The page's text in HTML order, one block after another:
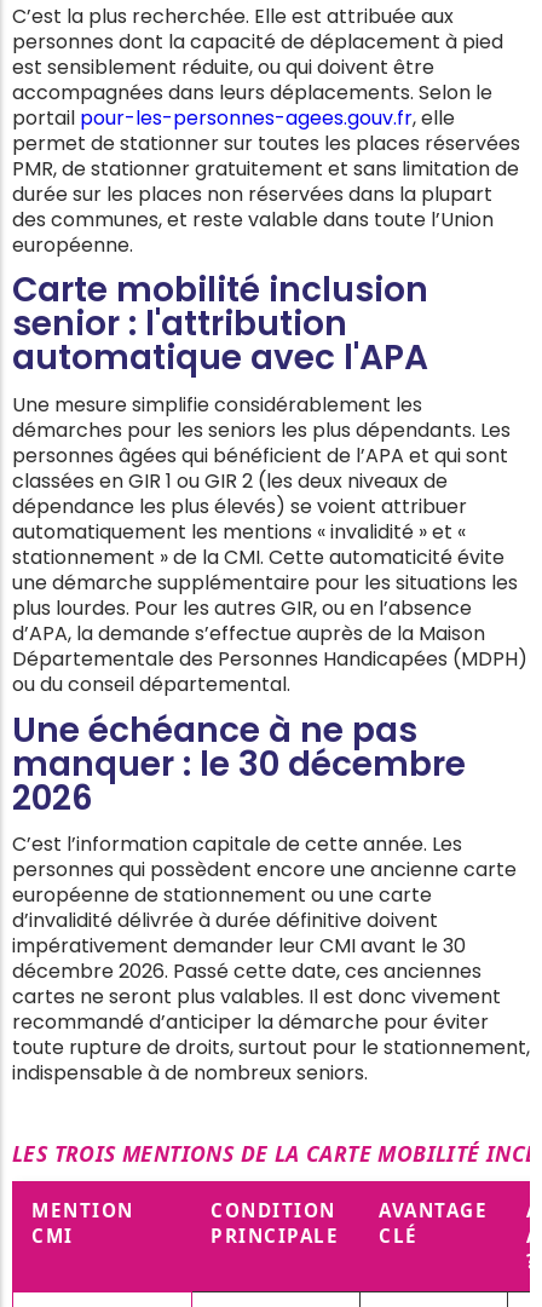
C’est la plus recherchée. Elle est attribuée aux
personnes dont la capacité de déplacement à pied
est sensiblement réduite, ou qui doivent être
accompagnées dans leurs déplacements. Selon le
portail pour-les-personnes-agees.gouv.fr, elle
permet de stationner sur toutes les places réservées
PMR, de stationner gratuitement et sans limitation de
durée sur les places non réservées dans la plupart
des communes, et reste valable dans toute l’Union
européenne.
Carte mobilité inclusion
senior : l'attribution
automatique avec l'APA
Une mesure simplifie considérablement les
démarches pour les seniors les plus dépendants. Les
personnes âgées qui bénéficient de l’APA et qui sont
classées en GIR 1 ou GIR 2 (les deux niveaux de
dépendance les plus élevés) se voient attribuer
automatiquement les mentions « invalidité » et «
stationnement » de la CMI. Cette automaticité évite
une démarche supplémentaire pour les situations les
plus lourdes. Pour les autres GIR, ou en l’absence
d’APA, la demande s’effectue auprès de la Maison
Départementale des Personnes Handicapées (MDPH)
ou du conseil départemental.
Une échéance à ne pas
manquer : le 30 décembre
2026
C’est l’information capitale de cette année. Les
personnes qui possèdent encore une ancienne carte
européenne de stationnement ou une carte
d’invalidité délivrée à durée définitive doivent
impérativement demander leur CMI avant le 30
décembre 2026. Passé cette date, ces anciennes
cartes ne seront plus valables. Il est donc vivement
recommandé d’anticiper la démarche pour éviter
toute rupture de droits, surtout pour le stationnement,
indispensable à de nombreux seniors.
LES TROIS MENTIONS DE LA CARTE MOBILITÉ
MENTION
CMI
CONDITION
PRINCIPALE
AVANTAGE
CLÉ
?